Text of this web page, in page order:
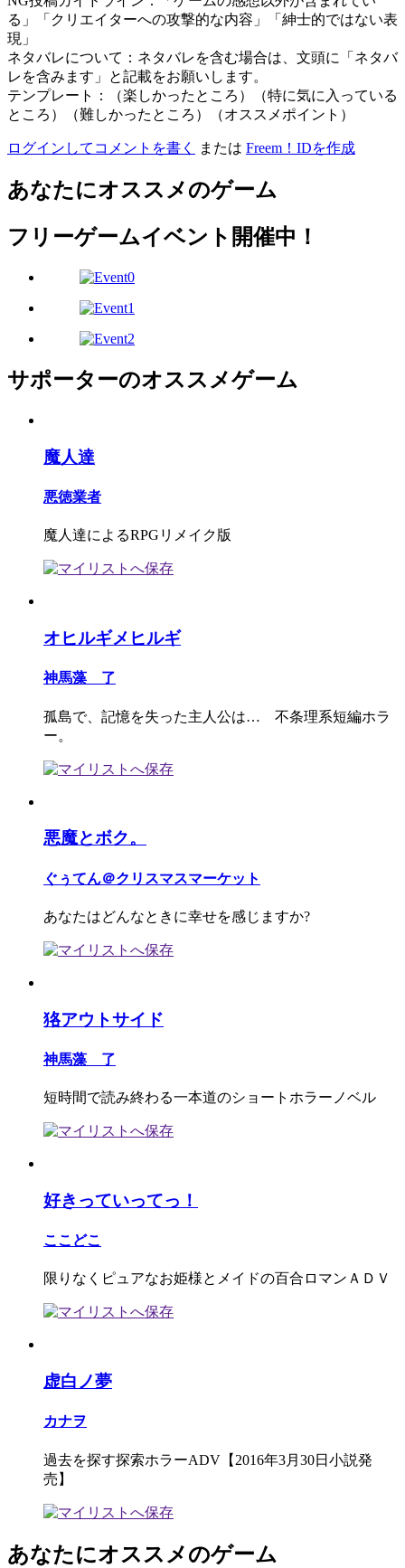
る」「クリエイターへの攻撃的な内容」「紳士的ではない表
現」
ネタバレについて：ネタバレを含む場合は、文頭に「ネタバ
レを含みます」と記載をお願いします。
テンプレート：（楽しかったところ）（特に気に入っている
ところ）（難しかったところ）（オススメポイント）
ログインしてコメントを書く または Freem！IDを作成
あなたにオススメのゲーム
フリーゲームイベント開催中！
サポーターのオススメゲーム
魔人達
悪徳業者
魔人達によるRPGリメイク版
オヒルギメヒルギ
神馬藻 了
孤島で、記憶を失った主人公は… 不条理系短編ホラ
ー。
悪魔とボク。
ぐぅてん＠クリスマスマーケット
あなたはどんなときに幸せを感じますか?
狢アウトサイド
神馬藻 了
短時間で読み終わる一本道のショートホラーノベル
好きっていってっ！
ここどこ
限りなくピュアなお姫様とメイドの百合ロマンＡＤＶ
虚白ノ夢
カナヲ
過去を探す探索ホラーADV【2016年3月30日小説発
売】
あなたにオススメのゲーム